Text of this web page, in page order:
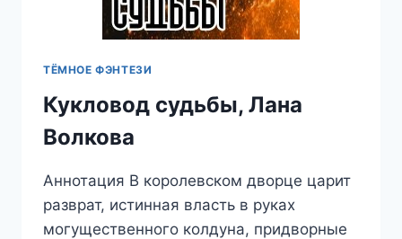
ТЁМНОЕ ФЭНТЕЗИ
Кукловод судьбы, Лана
Волкова
Аннотация В королевском дворце царит
разврат, истинная власть в руках
могущественного колдуна, придворные